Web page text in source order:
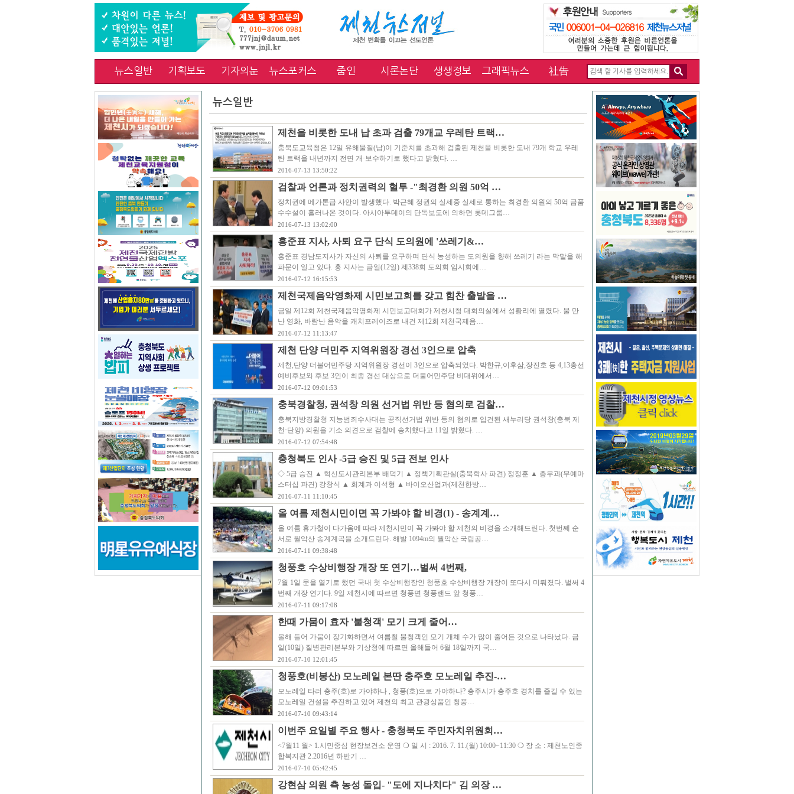
뉴스일반 기획보도 기자의눈 뉴스포커스 줌인 시론논단 생생정보 그래픽뉴스 社告
뉴스일반
제천을 비롯한 도내 납 초과 검출 79개교 우레탄 트랙…
충북도교육청은 12일 유해물질(납)이 기준치를 초과해 검출된 제천을 비롯한 도내 79개 학교 우레
탄 트랙을 내년까지 전면 개·보수하기로 했다고 밝혔다. …
2016-07-13 13:50:22
검찰과 언론과 정치권력의 혈투 -"최경환 의원 50억 …
정치권에 메가톤급 사안이 발생했다. 박근혜 정권의 실세중 실세로 통하는 최경환 의원의 50억 금품
수수설이 흘러나온 것이다. 아시아투데이의 단독보도에 의하면 롯데그룹…
2016-07-13 13:02:00
홍준표 지사, 사퇴 요구 단식 도의원에 '쓰레기&…
홍준표 경남도지사가 자신의 사퇴를 요구하며 단식 농성하는 도의원을 향해 쓰레기 라는 막말을 해
파문이 일고 있다. 홍 지사는 금일(12일) 제338회 도의회 임시회에…
2016-07-12 16:15:53
제천국제음악영화제 시민보고회를 갖고 힘찬 출발을 …
금일 제12회 제천국제음악영화제 시민보고대회가 제천시청 대회의실에서 성황리에 열렸다. 물 만
난 영화, 바람난 음악을 캐치프레이즈로 내건 제12회 제천국제음…
2016-07-12 11:13:47
제천 단양 더민주 지역위원장 경선 3인으로 압축
제천,단양 더불어민주당 지역위원장 경선이 3인으로 압축되었다. 박한규,이후삼,장진호 등 4,13총선
예비후보와 후보 3인이 최종 경선 대상으로 더불어민주당 비대위에서…
2016-07-12 09:01:53
충북경찰청, 권석창 의원 선거법 위반 등 혐의로 검찰…
충북지방경찰청 지능범죄수사대는 공직선거법 위반 등의 혐의로 입건된 새누리당 권석창(충북 제
천·단양) 의원을 기소 의견으로 검찰에 송치했다고 11일 밝혔다. …
2016-07-12 07:54:48
충청북도 인사 -5급 승진 및 5급 전보 인사
◇ 5급 승진 ▲ 혁신도시관리본부 배덕기 ▲ 정책기획관실(충북학사 파견) 정정훈 ▲ 총무과(무예마
스터십 파견) 강창식 ▲ 회계과 이석형 ▲ 바이오산업과(제천한방…
2016-07-11 11:10:45
올 여름 제천시민이면 꼭 가봐야 할 비경(1) - 송계계…
올 여름 휴가철이 다가옴에 따라 제천시민이 꼭 가봐야 할 제천의 비경을 소개해드린다. 첫번쩨 순
서로 월악산 송계계곡을 소개드린다. 해발 1094m의 월악산 국립공…
2016-07-11 09:38:48
청풍호 수상비행장 개장 또 연기…벌써 4번째,
7월 1일 문을 열기로 했던 국내 첫 수상비행장인 청풍호 수상비행장 개장이 또다시 미뤄졌다. 벌써 4
번째 개장 연기다. 9일 제천시에 따르면 청풍면 청풍랜드 앞 청풍…
2016-07-11 09:17:08
한때 가뭄이 효자 '불청객' 모기 크게 줄어…
올해 들어 가뭄이 장기화하면서 여름철 불청객인 모기 개체 수가 많이 줄어든 것으로 나타났다. 금
일(10일) 질병관리본부와 기상청에 따르면 올해들어 6월 18일까지 국…
2016-07-10 12:01:45
청풍호(비봉산) 모노레일 본딴 충주호 모노레일 추진-…
모노레일 타러 충주(호)로 가야하나 , 청풍(호)으로 가야하나? 충주시가 충주호 경치를 즐길 수 있는
모노레일 건설을 추진하고 있어 제천의 최고 관광상품인 청풍…
2016-07-10 09:43:14
이번주 요일별 주요 행사 - 충청북도 주민자치위원회…
<7월11 월> 1.시민중심 현장보건소 운영 ❍ 일 시 : 2016. 7. 11.(월) 10:00~11:30 ❍ 장 소 : 제천노인종
합복지관 2.2016년 하반기 …
2016-07-10 05:42:45
강현삼 의원 측 농성 돌입- "도에 지나치다" 김 의장 …